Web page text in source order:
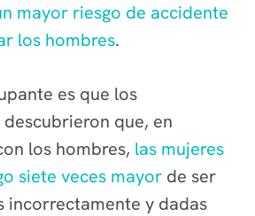
mayor riesgo de accidente
los hombres.
es que los
que, en
los hombres, las mujeres
siete veces mayor de ser
incorrectamente y dadas